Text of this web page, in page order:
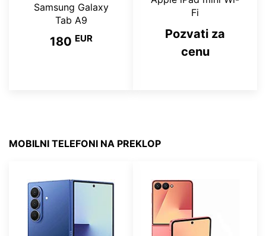
Samsung Galaxy
Tab A9
180 EUR
Fi
Pozvati za
cenu
MOBILNI TELEFONI NA PREKLOP